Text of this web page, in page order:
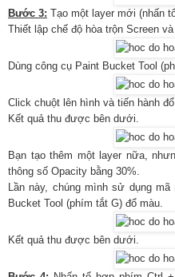
Bước 3: Tạo một layer mới (nhấn
Thiết lập chế độ hòa trộn Screen
Dùng công cụ Paint Bucket Tool
Click chuột lên hình và tiến hành
Kết quả thu được bên dưới.
Bạn tạo thêm một layer nữa,
thông số Opacity bằng 30%.
Lần này, chúng mình sử dụng
Bucket Tool (phím tắt G) đổ màu.
Kết quả thu được bên dưới.